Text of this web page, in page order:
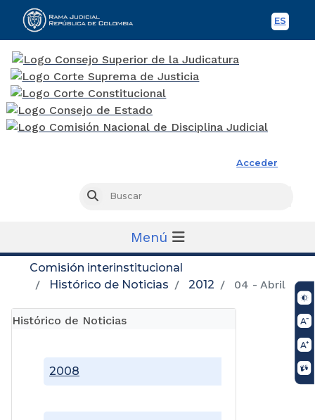
ES
Acceder
Buscar
Menú
Comisión interinstitucional
Histórico de Noticias
2012 04 - Abril
Histórico de Noticias
2008